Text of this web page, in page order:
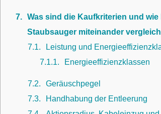
7
Was sind die Kaufkriterien und
Staubsauger miteinander
7.1
Leistung und
7.1.1
Energieeffizienzklassen
7.2
Geräuschpegel
7.3
Handhabung der Entleerung